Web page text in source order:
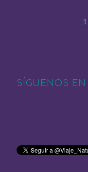
1
SÍGUENOS EN